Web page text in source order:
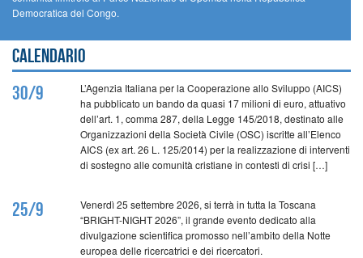
Democratica del Congo.
Calendario
30/9
L’Agenzia Italiana per la Cooperazione allo Sviluppo (AICS)
ha pubblicato un bando da quasi 17 milioni di euro, attuativo
dell’art. 1, comma 287, della Legge 145/2018, destinato alle
Organizzazioni della Società Civile (OSC) iscritte all’Elenco
AICS (ex art. 26 L. 125/2014) per la realizzazione di interventi
di sostegno alle comunità cristiane in contesti di crisi […]
25/9
Venerdì 25 settembre 2026, si terrà in tutta la Toscana
“BRIGHT-NIGHT 2026”, il grande evento dedicato alla
divulgazione scientifica promosso nell’ambito della Notte
europea delle ricercatrici e dei ricercatori.